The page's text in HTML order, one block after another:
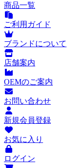
商品一覧
ご利用ガイド
ブランドについて
店舗案内
OEMのご案内
お問い合わせ
新規会員登録
お気に入り
ログイン